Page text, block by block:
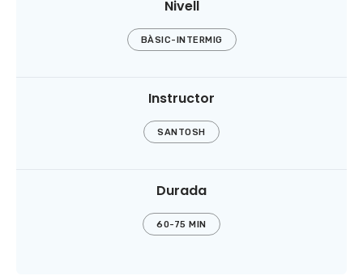
Nivell
BÀSIC-INTERMIG
Instructor
SANTOSH
Durada
60-75 MIN